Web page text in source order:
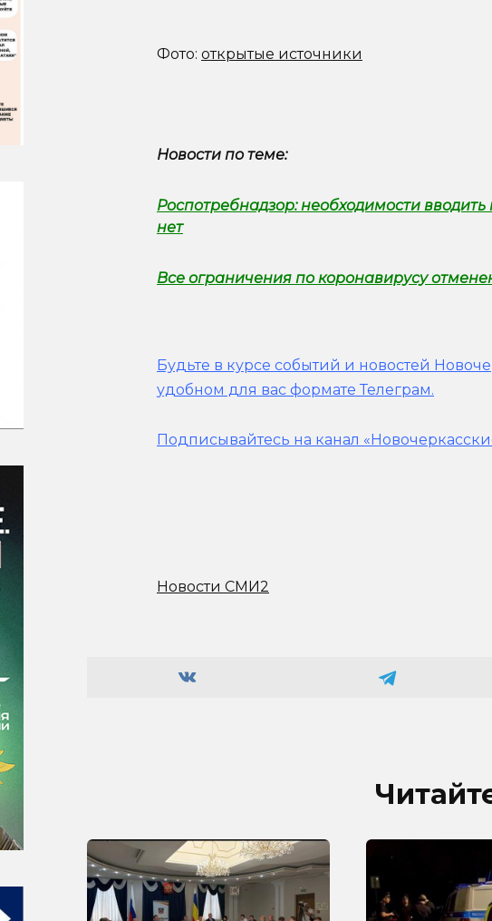
Фото: открытые источники
Новости по теме:
Роспотребнадзор: необходимости
нет
Все ограничения по коронавирусу
Будьте в курсе событий и новостей
удобном для вас формате Телеграм.
Подписывайтесь на канал
Новости СМИ2